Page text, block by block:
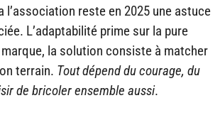
l’association reste en 2025 une astuce
L’adaptabilité prime sur la pure
la solution consiste à matcher
terrain. Tout dépend du courage, du
de bricoler ensemble aussi.